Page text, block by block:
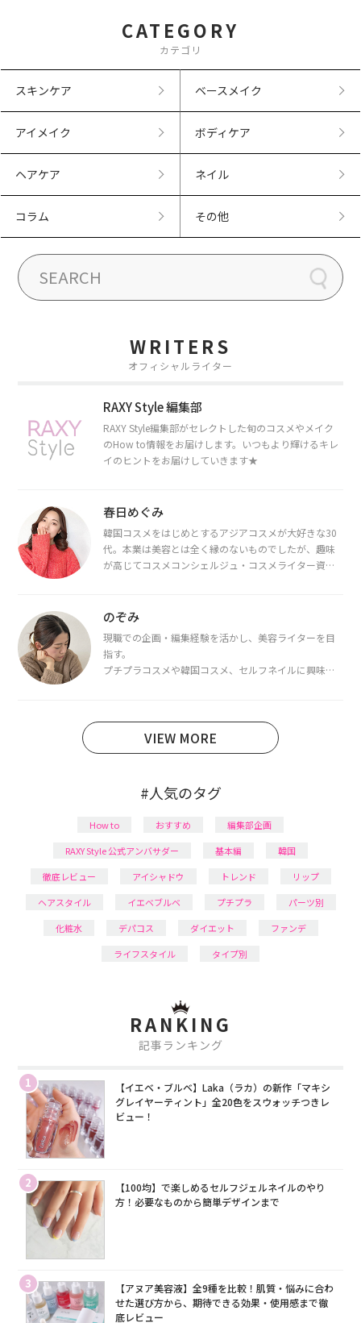
CATEGORY
カテゴリ
スキンケア ベースメイク
アイメイク ボディケア
ヘアケア ネイル
コラム その他
WRITERS
オフィシャルライター
RAXY Style 編集部
RAXY Style編集部がセレクトした旬のコスメやメイク
のHow to情報をお届けします。いつもより輝けるキレ
イのヒントをお届けしていきます★
春日めぐみ
韓国コスメをはじめとするアジアコスメが大好きな30
代。本業は美容とは全く縁のないものでしたが、趣味
が高じてコスメコンシェルジュ・コスメライター資格
断・骨格診断によるイメージコンサルティングも行っ
のぞみ
現職での企画・編集経験を活かし、美容ライターを目
指す。
プチプラコスメや韓国コスメ、セルフネイルに興味が
日本化粧品検定1級保有。
VIEW MORE
#人気のタグ
How to おすすめ
編集部企画
RAXY Style 公式アンバサダー
基本編
韓国
徹底レビュー
アイシャドウ トレンド
リップ
ヘアスタイル
イエベブルベ プチプラ
パーツ別
化粧水
デパコス ダイエット
ファンデ
ライフスタイル
タイプ別
RANKING
記事ランキング
1
【イエベ・ブルベ】Laka（ラカ）の新作「マキシ
グレイヤーティント」全20色をスウォッチつきレ
ビュー！
2
【100均】で楽しめるセルフジェルネイルのやり
方！必要なものから簡単デザインまで
3
【アヌア美容液】全9種を比較！肌質・悩みに合わ
せた選び方から、期待できる効果・使用感まで徹
底レビュー